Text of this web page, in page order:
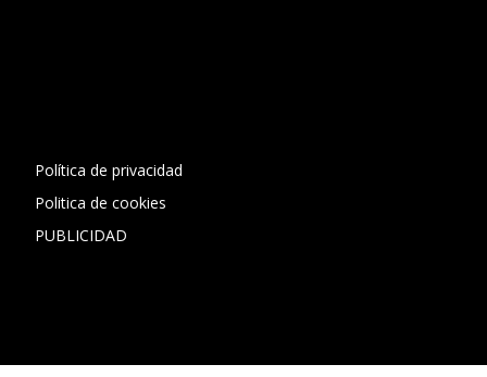
Política de privacidad
Politica de cookies
PUBLICIDAD